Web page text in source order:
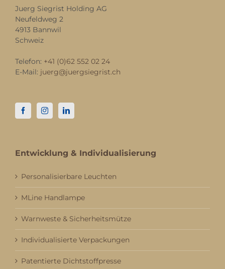
Juerg Siegrist Holding AG
Neufeldweg 2
4913 Bannwil
Schweiz
Telefon: +41 (0)62 552 02 24
E-Mail: juerg@juergsiegrist.ch
Entwicklung & Individualisierung
Personalisierbare Leuchten
MLine Handlampe
Warnweste & Sicherheitsmütze
Individualisierte Verpackungen
Patentierte Dichtstoffpresse